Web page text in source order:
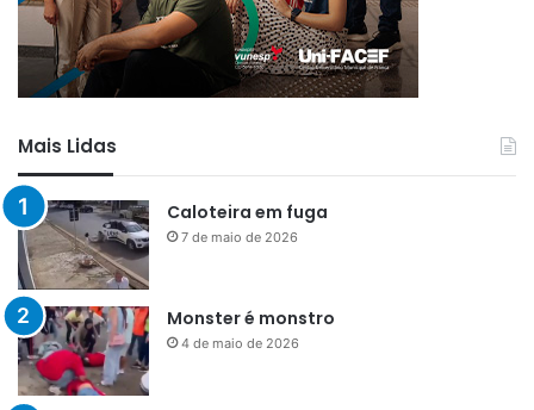
Mais Lidas
Caloteira em fuga
7 de maio de 2026
Monster é monstro
4 de maio de 2026